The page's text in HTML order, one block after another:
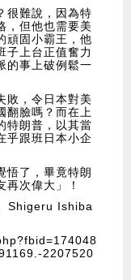
很難說，因為特
，但他也需要美
頑固小霸王，他
子上台正值奮力
的事上破例鬆一
敗，令日本對美
翻臉嗎？而在上
特朗普，以其當
乎跟班日本小企
悟了，畢竟特朗
次偉大」！
Shigeru Ishiba
2207520